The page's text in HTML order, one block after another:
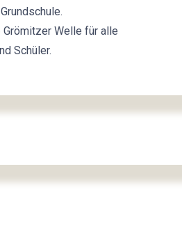
Grömitzer Welle für alle
Schüler.